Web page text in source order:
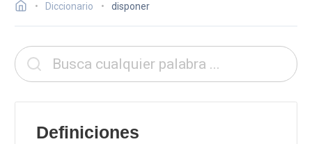
Diccionario disponer
Definiciones